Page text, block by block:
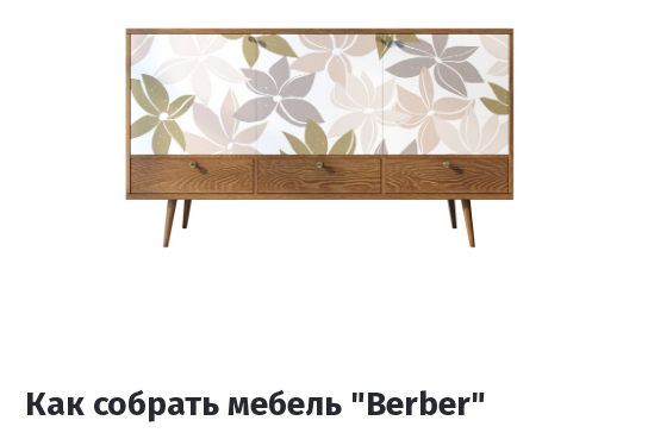
Как собрать мебель "Berber"